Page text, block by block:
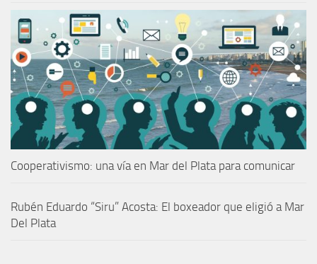
Cooperativismo: una vía en Mar del Plata para comunicar
Rubén Eduardo “Siru” Acosta: El boxeador que eligió a Mar
Del Plata